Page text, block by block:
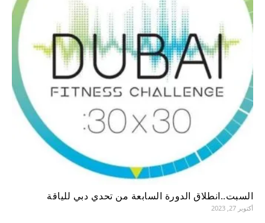
السبت..انطلاق الدورة السابعة من تحدي دبي للياقة
أكتوبر 27, 2023